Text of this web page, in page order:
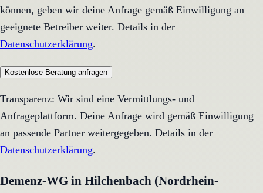
können, geben wir deine Anfrage gemäß Einwilligung an
geeignete Betreiber weiter. Details in der
Datenschutzerklärung.
Kostenlose Beratung anfragen
Transparenz: Wir sind eine Vermittlungs- und
Anfrageplattform. Deine Anfrage wird gemäß Einwilligung
an passende Partner weitergegeben. Details in der
Datenschutzerklärung.
Demenz-WG in Hilchenbach (Nordrhein-